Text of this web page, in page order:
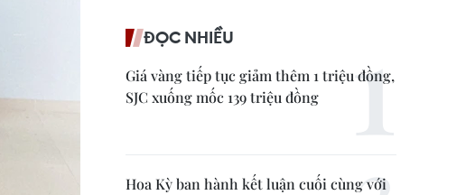
ĐỌC NHIỀU
Giá vàng tiếp tục giảm thêm 1 triệu đồng,
SJC xuống mốc 139 triệu đồng
Hoa Kỳ ban hành kết luận cuối cùng với